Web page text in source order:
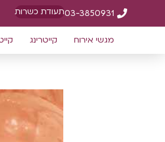
03-3850931תעודת כשרות
מגשי אירוח קייטרינג